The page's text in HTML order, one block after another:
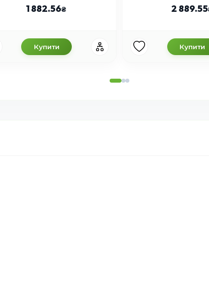
1 882.56
Купити
2 889.55
Купити